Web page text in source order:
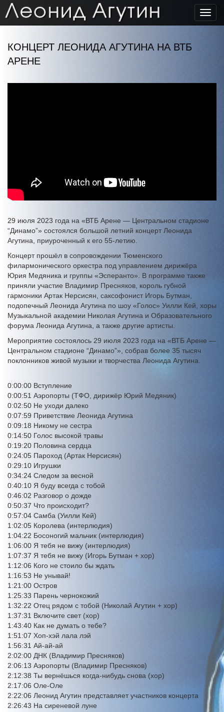
КОНЦЕРТ ЛЕОНИДА АГУТИНА НА ВТБ
АРЕНЕ
29 июля 2023 года на «ВТБ Арене — Центральном стадионе
“Динамо”» состоялся большой летний концерт Леонида
Агутина, приуроченный к его 55-летию.
Концерт прошёл в сопровождении Тюменского
филармонического оркестра под управлением дирижёра
Юрия Медяника и группы «Эсперанто». В программе также
приняли участие Владимир Пресняков, король губной
гармоники Артак Нерсисян, саксофонист Игорь Бутман,
подопечный Леонида Агутина по шоу «Голос» Уилли Кей, хоры
Музыкальной академии Николая Агутина и Образовательного
форума Леонида Агутина, а также другие артисты.
Мероприятие состоялось 29 июля 2023 года на «ВТБ Арене —
Центральном стадионе “Динамо”», собрав более 35 тысяч
поклонников живой музыки и творчества Леонида Агутина.
0:00:00 Вступление
0:00:51 Аэропорты (ТФО, дирижёр Юрий Медяник)
0:02:50 Не уходи далеко
0:07:59 Приветствие Леонида Агутина
0:09:18 Никому не сестра
0:14:50 Голос высокой травы
0:19:20 Половина сердца
0:24:05 Пароход (Артак Нерсисян)
0:29:10 Игрушки
0:34:24 Следом за весной
0:40:10 Я буду всегда с тобой
0:46:02 Разговор о дожде
0:50:37 Что происходит?
0:57:04 Самба (Уилли Кей)
1:02:05 Королева (интерлюдия)
1:04:22 Босоногий мальчик (интерлюдия)
1:06:00 Я тебя не вижу (интерлюдия)
1:07:37 Я тебя не вижу (Игорь Бутман + хор)
1:12:06 Кого не стоило бы ждать
1:16:53 Не унывай!
1:21:00 Остров
1:25:33 Парень чернокожий
1:32:22 Отец рядом с тобой (Николай Агутин + хор)
1:37:31 Включите свет (хор)
1:43:40 Как не думать о тебе?
1:51:07 Хоп-хэй лала лэй
1:56:31 Ай-ай-ай
2:02:00 ДНК (Владимир Пресняков)
2:06:13 Аэропорты (Владимир Пресняков)
2:12:38 Ты вернёшься когда-нибудь снова (хор)
2:17:06 Оле-Оле
2:22:06 Леонид Агутин представляет участников концерта
2:26:43 На сиреневой луне